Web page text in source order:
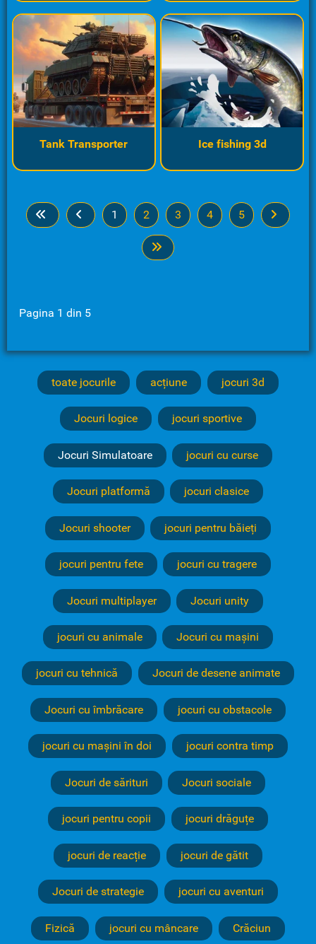
Tank Transporter Ice fishing 3d
Pagina 1 din 5
1 2 3 4 5
toate jocurile acțiune jocuri 3d
Jocuri logice jocuri sportive
Jocuri Simulatoare jocuri cu curse
Jocuri platformă jocuri clasice
Jocuri shooter jocuri pentru băieți
jocuri pentru fete jocuri cu tragere
Jocuri multiplayer Jocuri unity
jocuri cu animale Jocuri cu mașini
jocuri cu tehnică Jocuri de desene animate
Jocuri cu îmbrăcare jocuri cu obstacole
jocuri cu mașini în doi jocuri contra timp
Jocuri de sărituri Jocuri sociale
jocuri pentru copii jocuri drăguțe
jocuri de reacție jocuri de gătit
Jocuri de strategie jocuri cu aventuri
Fizică jocuri cu mâncare Crăciun